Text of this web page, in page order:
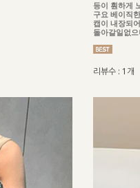
등이 훤하게
구요 베이직
캡이 내장되
돌아갈일없
리뷰수 : 1개